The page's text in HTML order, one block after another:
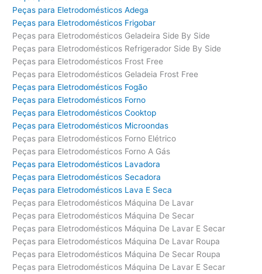
Peças para Eletrodomésticos Adega
Peças para Eletrodomésticos Frigobar
Peças para Eletrodomésticos Geladeira Side By Side
Peças para Eletrodomésticos Refrigerador Side By Side
Peças para Eletrodomésticos Frost Free
Peças para Eletrodomésticos Geladeia Frost Free
Peças para Eletrodomésticos Fogão
Peças para Eletrodomésticos Forno
Peças para Eletrodomésticos Cooktop
Peças para Eletrodomésticos Microondas
Peças para Eletrodomésticos Forno Elétrico
Peças para Eletrodomésticos Forno A Gás
Peças para Eletrodomésticos Lavadora
Peças para Eletrodomésticos Secadora
Peças para Eletrodomésticos Lava E Seca
Peças para Eletrodomésticos Máquina De Lavar
Peças para Eletrodomésticos Máquina De Secar
Peças para Eletrodomésticos Máquina De Lavar E Secar
Peças para Eletrodomésticos Máquina De Lavar Roupa
Peças para Eletrodomésticos Máquina De Secar Roupa
Peças para Eletrodomésticos Máquina De Lavar E Secar